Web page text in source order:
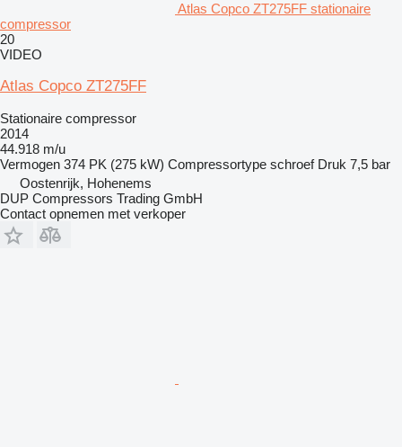
Atlas Copco ZT275FF stationaire
compressor
20
VIDEO
Atlas Copco ZT275FF
Stationaire compressor
2014
44.918 m/u
Vermogen 374 PK (275 kW) Compressortype schroef Druk 7,5 bar
Oostenrijk, Hohenems
DUP Compressors Trading GmbH
Contact opnemen met verkoper